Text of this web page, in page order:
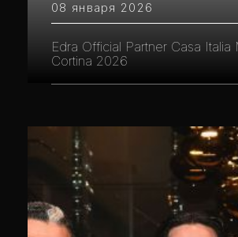
08 января 2026
Edra Official Partner Casa Italia
Cortina 2026